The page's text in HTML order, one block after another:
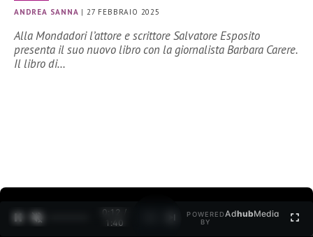
ANDREA SANNA |27 FEBBRAIO 2025
Alla Mondadori l’attore e scrittore Salvatore Esposito
presenta il suo nuovo libro con la giornalista Barbara Carere.
Il libro di…
0:12 /
1:40
POWERED
BY
AdhubMedia